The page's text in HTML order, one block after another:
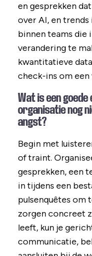
en gesprekken
over AI, en
binnen teams die
verandering te
kwantitatieve
check-ins om
Wat is een
organisatie nog
angst?
Begin met
of traint.
gesprekken, een
in tijdens een
pulsenquêtes om
zorgen concreet
leeft, kun je
communicatie,